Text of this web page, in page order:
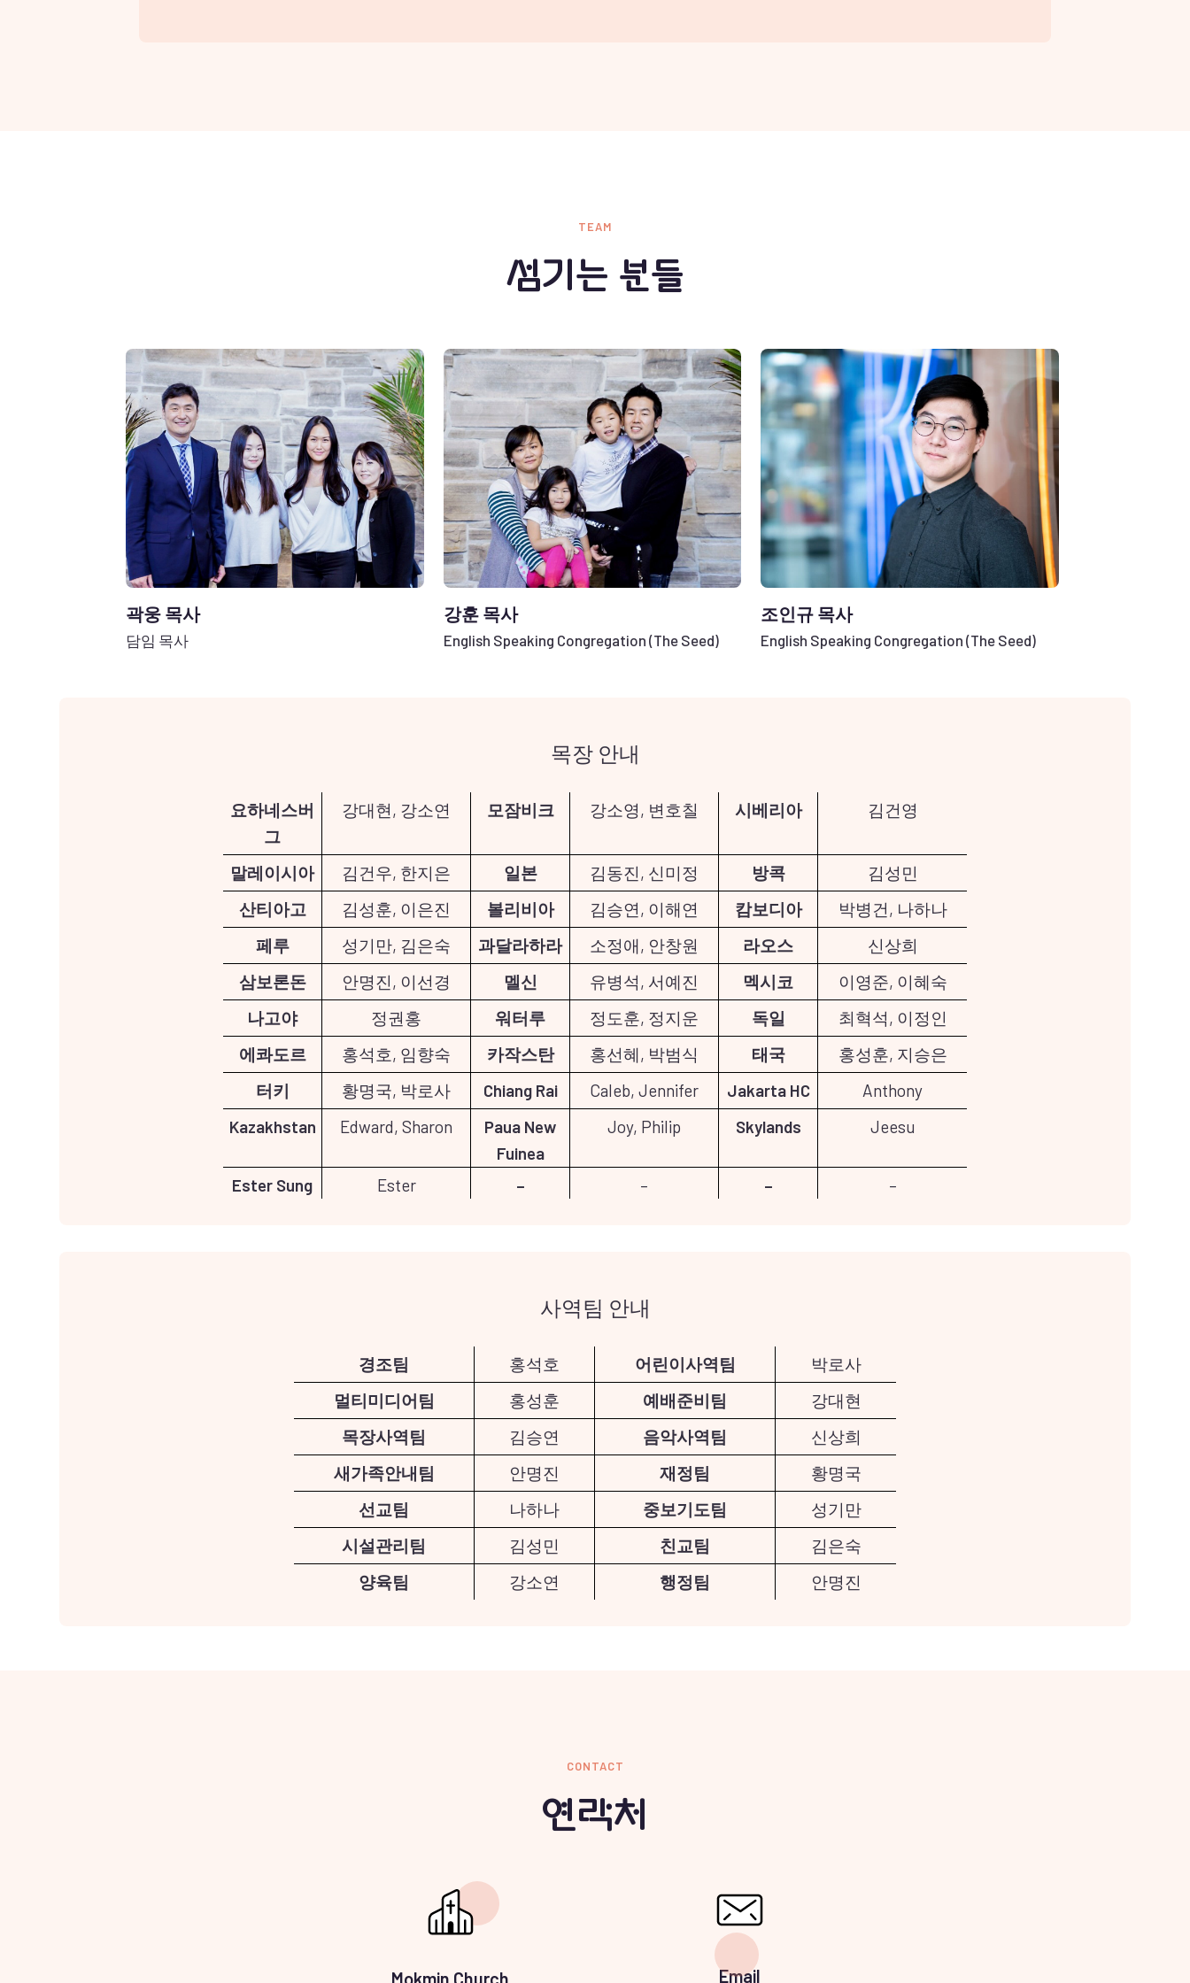
TEAM
섬기는 분들
곽웅 목사
담임 목사
강훈 목사
English Speaking Congregation (The Seed)
조인규 목사
English Speaking Congregation (The Seed)
목장 안내
요하네스버
그
강대현, 강소연 모잠비크 강소영, 변호칠 시베리아 김건영
말레이시아 김건우, 한지은 일본 김동진, 신미정 방콕
김성민
산티아고
김성훈, 이은진 볼리비아 김승연, 이해연 캄보디아
박병건, 나하나
페루
성기만, 김은숙 과달라하라 소정애, 안창원 라오스
신상희
삼보론돈
안명진, 이선경 멜신 유병석, 서예진 멕시코
이영준, 이혜숙
나고야
정권홍 워터루 정도훈, 정지운 독일
최혁석, 이정인
에콰도르
홍석호, 임향숙 카작스탄 홍선혜, 박범식 태국
홍성훈, 지승은
터키
황명국, 박로사 Chiang Rai Caleb, Jennifer Jakarta HC
Anthony
Kazakhstan
Edward, Sharon
Paua New
Fuinea
Joy, Philip Skylands Jeesu
Ester Sung Ester – – – –
사역팀 안내
경조팀 홍석호 어린이사역팀
박로사
멀티미디어팀
홍성훈 예배준비팀
강대현
목장사역팀
김승연 음악사역팀
신상희
새가족안내팀
안명진 재정팀
황명국
선교팀
나하나 중보기도팀
성기만
시설관리팀
김성민 친교팀
김은숙
양육팀
강소연 행정팀 안명진
CONTACT
연락처
Mokmin Church Email